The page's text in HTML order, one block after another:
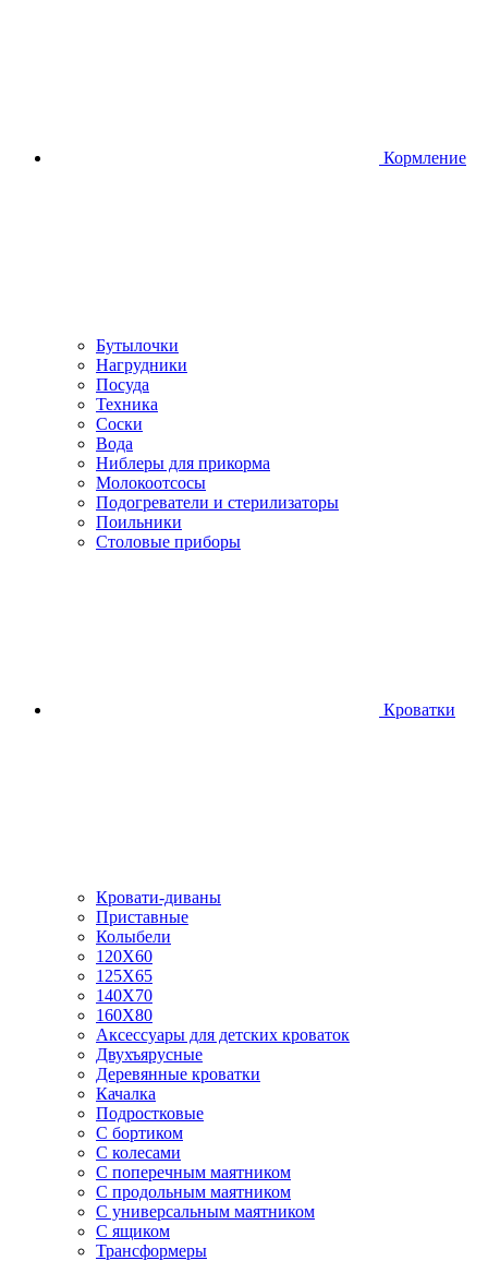
Кормление
Бутылочки
Нагрудники
Посуда
Техника
Соски
Вода
Ниблеры для прикорма
Молокоотсосы
Подогреватели и стерилизаторы
Поильники
Столовые приборы
Кроватки
Кровати-диваны
Приставные
Колыбели
120Х60
125X65
140Х70
160Х80
Аксессуары для детских кроваток
Двухъярусные
Деревянные кроватки
Качалка
Подростковые
С бортиком
С колесами
С поперечным маятником
С продольным маятником
С универсальным маятником
С ящиком
Трансформеры